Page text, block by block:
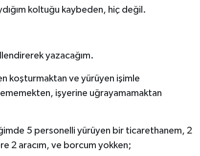
koltuğu kaybeden, hiç değil.
yazacağım.
koşturmaktan ve yürüyen işimle
işyerine uğrayamamaktan
5 personelli yürüyen bir ticarethanem, 2
2 aracım, ve borcum yokken;